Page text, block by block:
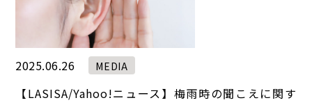
2025.06.26 MEDIA
【LASISA/Yahoo!ニュース】梅雨時の聞こえに関す